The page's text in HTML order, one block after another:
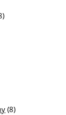
(8)